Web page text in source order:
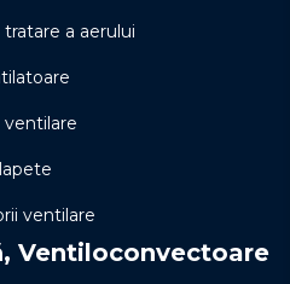
a aerului
ventilare
ventilare
Ventiloconvectoare